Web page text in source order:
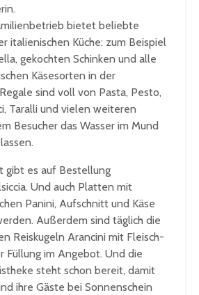
bietet beliebte
italienischen Küche: zum Beispiel
gekochten Schinken und alle
Käsesorten in der
sind voll von Pasta, Pesto,
Taralli und vielen weiteren
Besucher das Wasser im Mund
gibt es auf Bestellung
Und auch Platten mit
Panini, Aufschnitt und Käse
Außerdem sind täglich die
Reiskugeln Arancini mit Fleisch-
Füllung im Angebot. Und die
steht schon bereit, damit
ihre Gäste bei Sonnenschein